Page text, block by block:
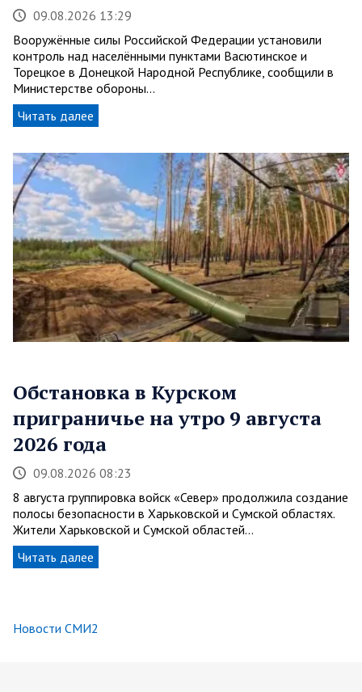
09.08.2026 13:29
Вооружённые силы Российской Федерации установили
контроль над населёнными пунктами Васютинское и
Торецкое в Донецкой Народной Республике, сообщили в
Министерстве обороны…
Читать далее
Обстановка в Курском
приграничье на утро 9 августа
2026 года
09.08.2026 08:23
8 августа группировка войск «Север» продолжила создание
полосы безопасности в Харьковской и Сумской областях.
Жители Харьковской и Сумской областей…
Читать далее
Новости СМИ2